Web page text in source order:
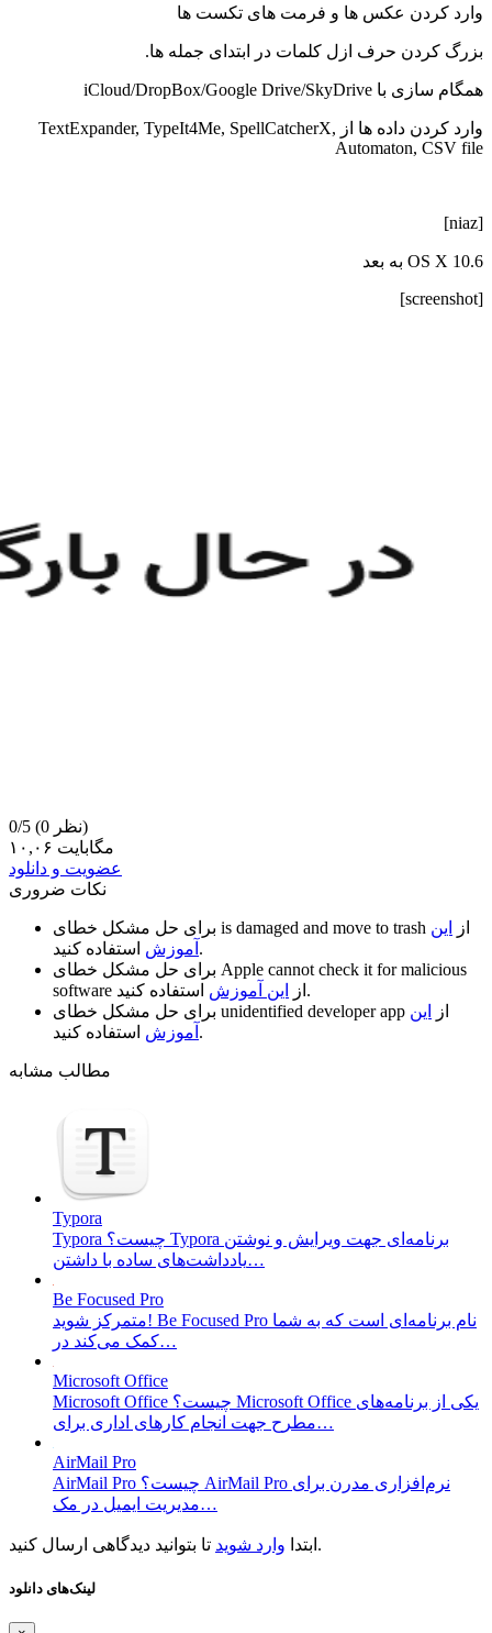
وارد کردن عکس ها و فرمت های تکست ها
بزرگ کردن حرف ازل کلمات در ابتدای جمله ها.
همگام سازی با iCloud/DropBox/Google Drive/SkyDrive
وارد کردن داده ها از TextExpander, TypeIt4Me, SpellCatcherX,
Automaton, CSV file
[niaz]
OS X 10.6 به بعد
[screenshot]
0/5
(0 نظر)
۱۰,۰۶ مگابایت
عضویت و دانلود
نکات ضروری
is damaged and move to trash از
این
آموزش استفاده کنید.
Apple cannot check it for malicious
software
از این آموزش
استفاده کنید.
unidentified developer app از
این
آموزش استفاده کنید.
مطالب مشابه
Typora
Typora چیست؟ Typora برنامه‌ای جهت ویرایش و نوشتن
یادداشت‌های ساده با داشتن…
Be Focused Pro
متمرکز شوید! Be Focused Pro نام برنامه‌ای است که به شما
کمک می‌کند در…
Microsoft Office
Microsoft Office چیست؟ Microsoft Office یکی از برنامه‌های
مطرح جهت انجام کار‌های اداری برای…
AirMail Pro
AirMail Pro چیست؟ AirMail Pro نرم‌افزاری مدرن برای
مدیریت ایمیل در مک…
ابتدا وارد شوید تا بتوانید دیدگاهی ارسال کنید.
لینک‌های دانلود